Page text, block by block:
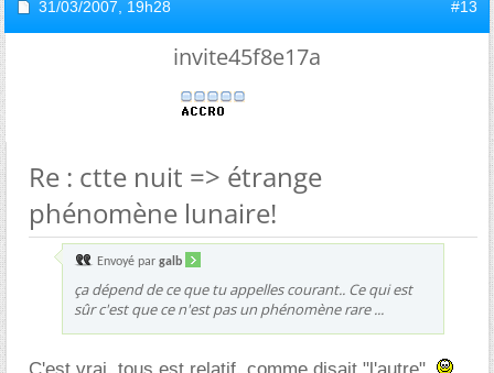
31/03/2007, 19h28 #13
invite45f8e17a
Re : ctte nuit => étrange
phénomène lunaire!
Envoyé par galb
ça dépend de ce que tu appelles courant.. Ce qui est
sûr c'est que ce n'est pas un phénomène rare ...